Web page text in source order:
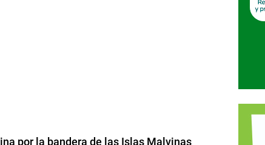
por la bandera de las Islas Malvinas